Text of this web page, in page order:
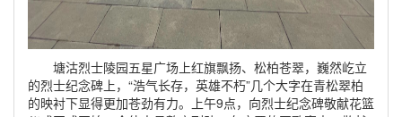
塘沽烈士陵园五星广场上红旗飘扬、松柏苍翠，巍然屹立
的烈士纪念碑上，“浩气长存，英雄不朽”几个大字在青松翠柏
的映衬下显得更加苍劲有力。上午9点，向烈士纪念碑敬献花篮